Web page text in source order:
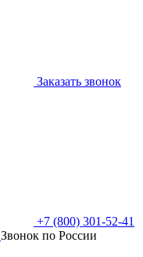
Заказать звонок
+7 (800) 301-52-41
Звонок по России